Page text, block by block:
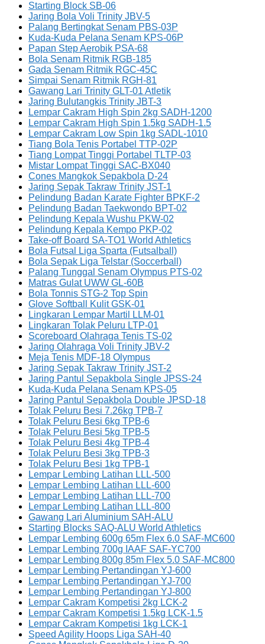
Starting Block SB-06
Jaring Bola Voli Trinity JBV-5
Palang Bertingkat Senam PBS-03P
Kuda-Kuda Pelana Senam KPS-06P
Papan Step Aerobik PSA-68
Bola Senam Ritmik RGB-185
Gada Senam Ritmik RGC-45C
Simpai Senam Ritmik RGH-81
Gawang Lari Trinity GLT-01 Atletik
Jaring Bulutangkis Trinity JBT-3
Lempar Cakram High Spin 2kg SADH-1200
Lempar Cakram High Spin 1.5kg SADH-1.5
Lempar Cakram Low Spin 1kg SADL-1010
Tiang Bola Tenis Portabel TTP-02P
Tiang Lompat Tinggi Portabel TLTP-03
Mistar Lompat Tinggi SAC-BX040
Cones Mangkok Sepakbola D-24
Jaring Sepak Takraw Trinity JST-1
Pelindung Badan Karate Fighter BPKF-2
Pelindung Badan Taekwondo BPT-02
Pelindung Kepala Wushu PKW-02
Pelindung Kepala Kempo PKP-02
Take-off Board SA-TO1 World Athletics
Bola Futsal Liga Sparta (Futsalball)
Bola Sepak Liga Telstar (Soccerball)
Palang Tunggal Senam Olympus PTS-02
Matras Gulat UWW GL-60B
Bola Tonnis STG-2 Top Spin
Glove Softball Kulit GSK-01
Lingkaran Lempar Martil LLM-01
Lingkaran Tolak Peluru LTP-01
Scoreboard Olahraga Tenis TS-02
Jaring Olahraga Voli Trinity JBV-2
Meja Tenis MDF-18 Olympus
Jaring Sepak Takraw Trinity JST-2
Jaring Pantul Sepakbola Single JPSS-24
Kuda-Kuda Pelana Senam KPS-05
Jaring Pantul Sepakbola Double JPSD-18
Tolak Peluru Besi 7.26kg TPB-7
Tolak Peluru Besi 6kg TPB-6
Tolak Peluru Besi 5kg TPB-5
Tolak Peluru Besi 4kg TPB-4
Tolak Peluru Besi 3kg TPB-3
Tolak Peluru Besi 1kg TPB-1
Lempar Lembing Latihan LLL-500
Lempar Lembing Latihan LLL-600
Lempar Lembing Latihan LLL-700
Lempar Lembing Latihan LLL-800
Gawang Lari Aluminium SAH-ALU
Starting Blocks SAQ-ALU World Athletics
Lempar Lembing 600g 65m Flex 6.0 SAF-MC600
Lempar Lembing 700g IAAF SAF-YC700
Lempar Lembing 800g 85m Flex 5.0 SAF-MC800
Lempar Lembing Pertandingan YJ-600
Lempar Lembing Pertandingan YJ-700
Lempar Lembing Pertandingan YJ-800
Lempar Cakram Kompetisi 2kg LCK-2
Lempar Cakram Kompetisi 1.5kg LCK-1.5
Lempar Cakram Kompetisi 1kg LCK-1
Speed Agility Hoops Liga SAH-40